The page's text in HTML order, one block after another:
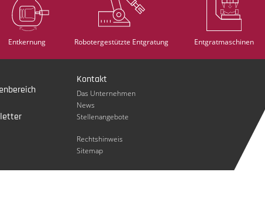
Entkernung Robotergestützte Entgratung Entgratmaschinen
Kontakt
Das Unternehmen
News
Stellenangebote
Rechtshinweis
Sitemap